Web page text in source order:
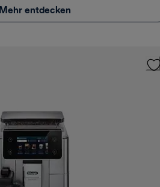
Mehr entdecken